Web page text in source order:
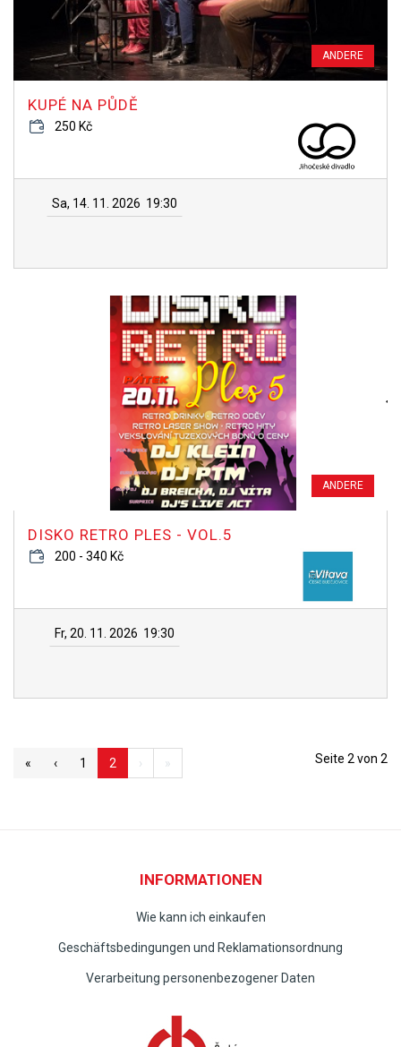
ANDERE
KUPÉ NA PŮDĚ
250 Kč
Sa, 14. 11. 2026 19:30
ANDERE
DISKO RETRO PLES - VOL.5
200 - 340 Kč
Fr, 20. 11. 2026 19:30
« ‹ 1 2 › » Seite 2 von 2
INFORMATIONEN
Wie kann ich einkaufen
Geschäftsbedingungen und Reklamationsordnung
Verarbeitung personenbezogener Daten